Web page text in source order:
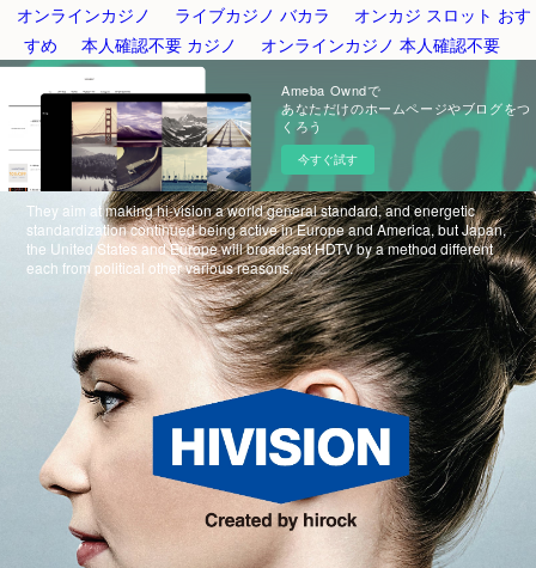
オンラインカジノ ライブカジノ バカラ
オンカジ スロット おす
すめ
本人確認不要 カジノ オンラインカジノ 本人確認不要
Ameba Owndで
あなただけのホームページやブログをつ
くろう
今すぐ試す